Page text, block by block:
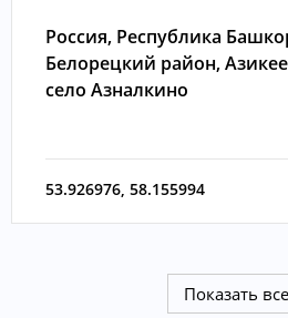
Россия, Республика
Белорецкий район,
село Азналкино
53.926976, 58.155994
Показать все